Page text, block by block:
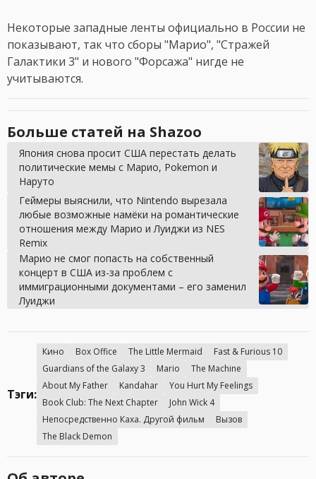
Некоторые западные ленты официально в России не
показывают, так что сборы "Марио", "Стражей
Галактики 3" и нового "Форсажа" нигде не
учитываются.
Больше статей на Shazoo
Япония снова просит США перестать делать
политические мемы с Марио, Pokemon и
Наруто
Геймеры выяснили, что Nintendo вырезала
любые возможные намёки на романтические
отношения между Марио и Луиджи из NES
Remix
Марио не смог попасть на собственный
концерт в США из-за проблем с
иммиграционными документами – его заменил
Луиджи
Тэги:
Кино Box Office The Little Mermaid
Fast & Furious 10
Guardians of the Galaxy 3
Mario
The Machine
About My Father
Kandahar
You Hurt My Feelings
Book Club: The Next Chapter
John Wick 4
Непосредственно Каха. Другой фильм
Вызов
The Black Demon